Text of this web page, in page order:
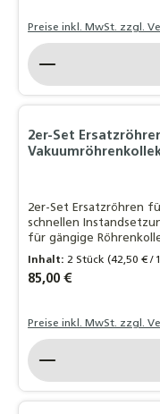
Preise inkl. MwSt. zzgl.
Produkt Anzahl:
2er-Set
2er-Set Ersatzröhren
schnellen
für gängige
Inhalt:2 Stück(42,50 € /
Regulärer Preis:
85,00 €
Preise inkl. MwSt. zzgl.
Produkt Anzahl: